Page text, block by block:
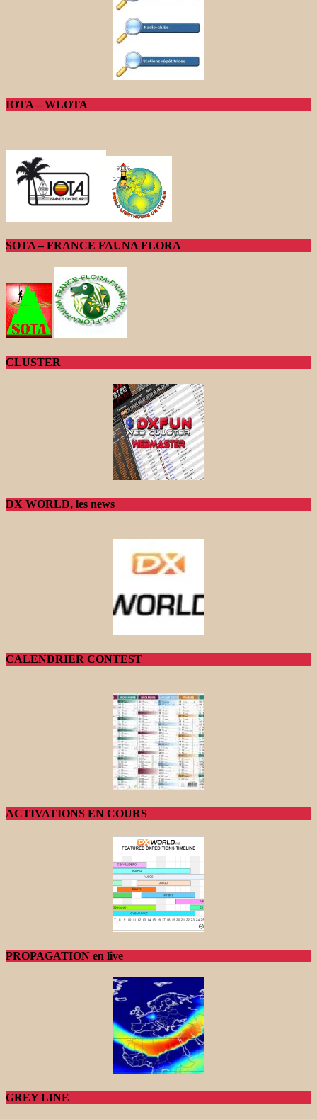
IOTA – WLOTA
SOTA – FRANCE FAUNA FLORA
CLUSTER
DX WORLD, les news
CALENDRIER CONTEST
ACTIVATIONS EN COURS
PROPAGATION en live
GREY LINE